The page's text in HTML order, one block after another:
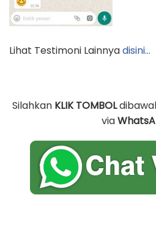
Lihat Testimoni Lainnyadisini…
Silahkan KLIK TOMBOL
via